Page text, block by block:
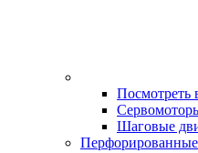
Посмотреть
Шаговые